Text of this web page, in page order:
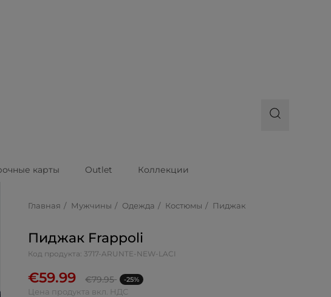
карты Outlet Коллекции
Главная Мужчины Одежда Костюмы Пиджак
Пиджак Frappoli
Код продукта: 3717-ARUNTE-NEW-LACI
€59.99 €79.95 -25%
Цена продукта вкл. НДС